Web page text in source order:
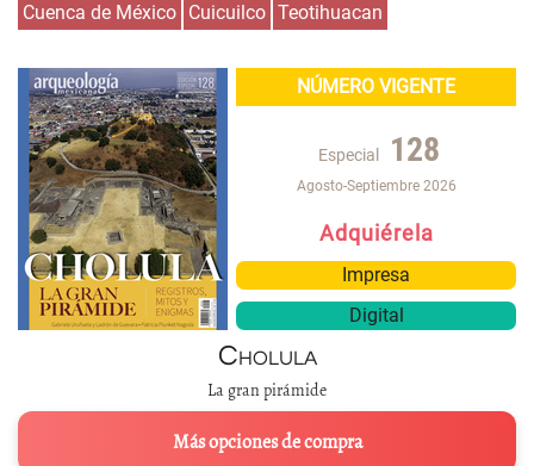
Cuenca de México Cuicuilco Teotihuacan
NÚMERO VIGENTE
Especial 128
Agosto-Septiembre 2026
Adquiérela
Impresa
Digital
Cholula
La gran pirámide
Más opciones de compra